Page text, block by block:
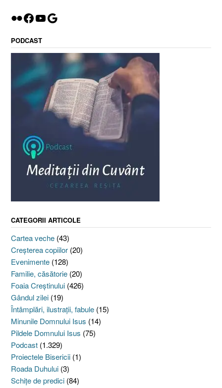
Flickr
Facebook
YouTube
Google
PODCAST
CATEGORII ARTICOLE
Cartea veche (43)
Creşterea copiilor (20)
Evenimente (128)
Familie, căsătorie (20)
Foaia Creştinului (426)
Gândul zilei (19)
Întâmplări, ilustraţii, fabule (15)
Minunile Domnului Isus (14)
Pildele Domnului Isus (75)
Podcast (1.329)
Proiectele Bisericii (1)
Roada Duhului (3)
Schiţe de predici (84)